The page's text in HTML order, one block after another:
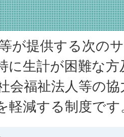
が提供する次の
に生計が困難な
会福祉法人等の
軽減する制度です